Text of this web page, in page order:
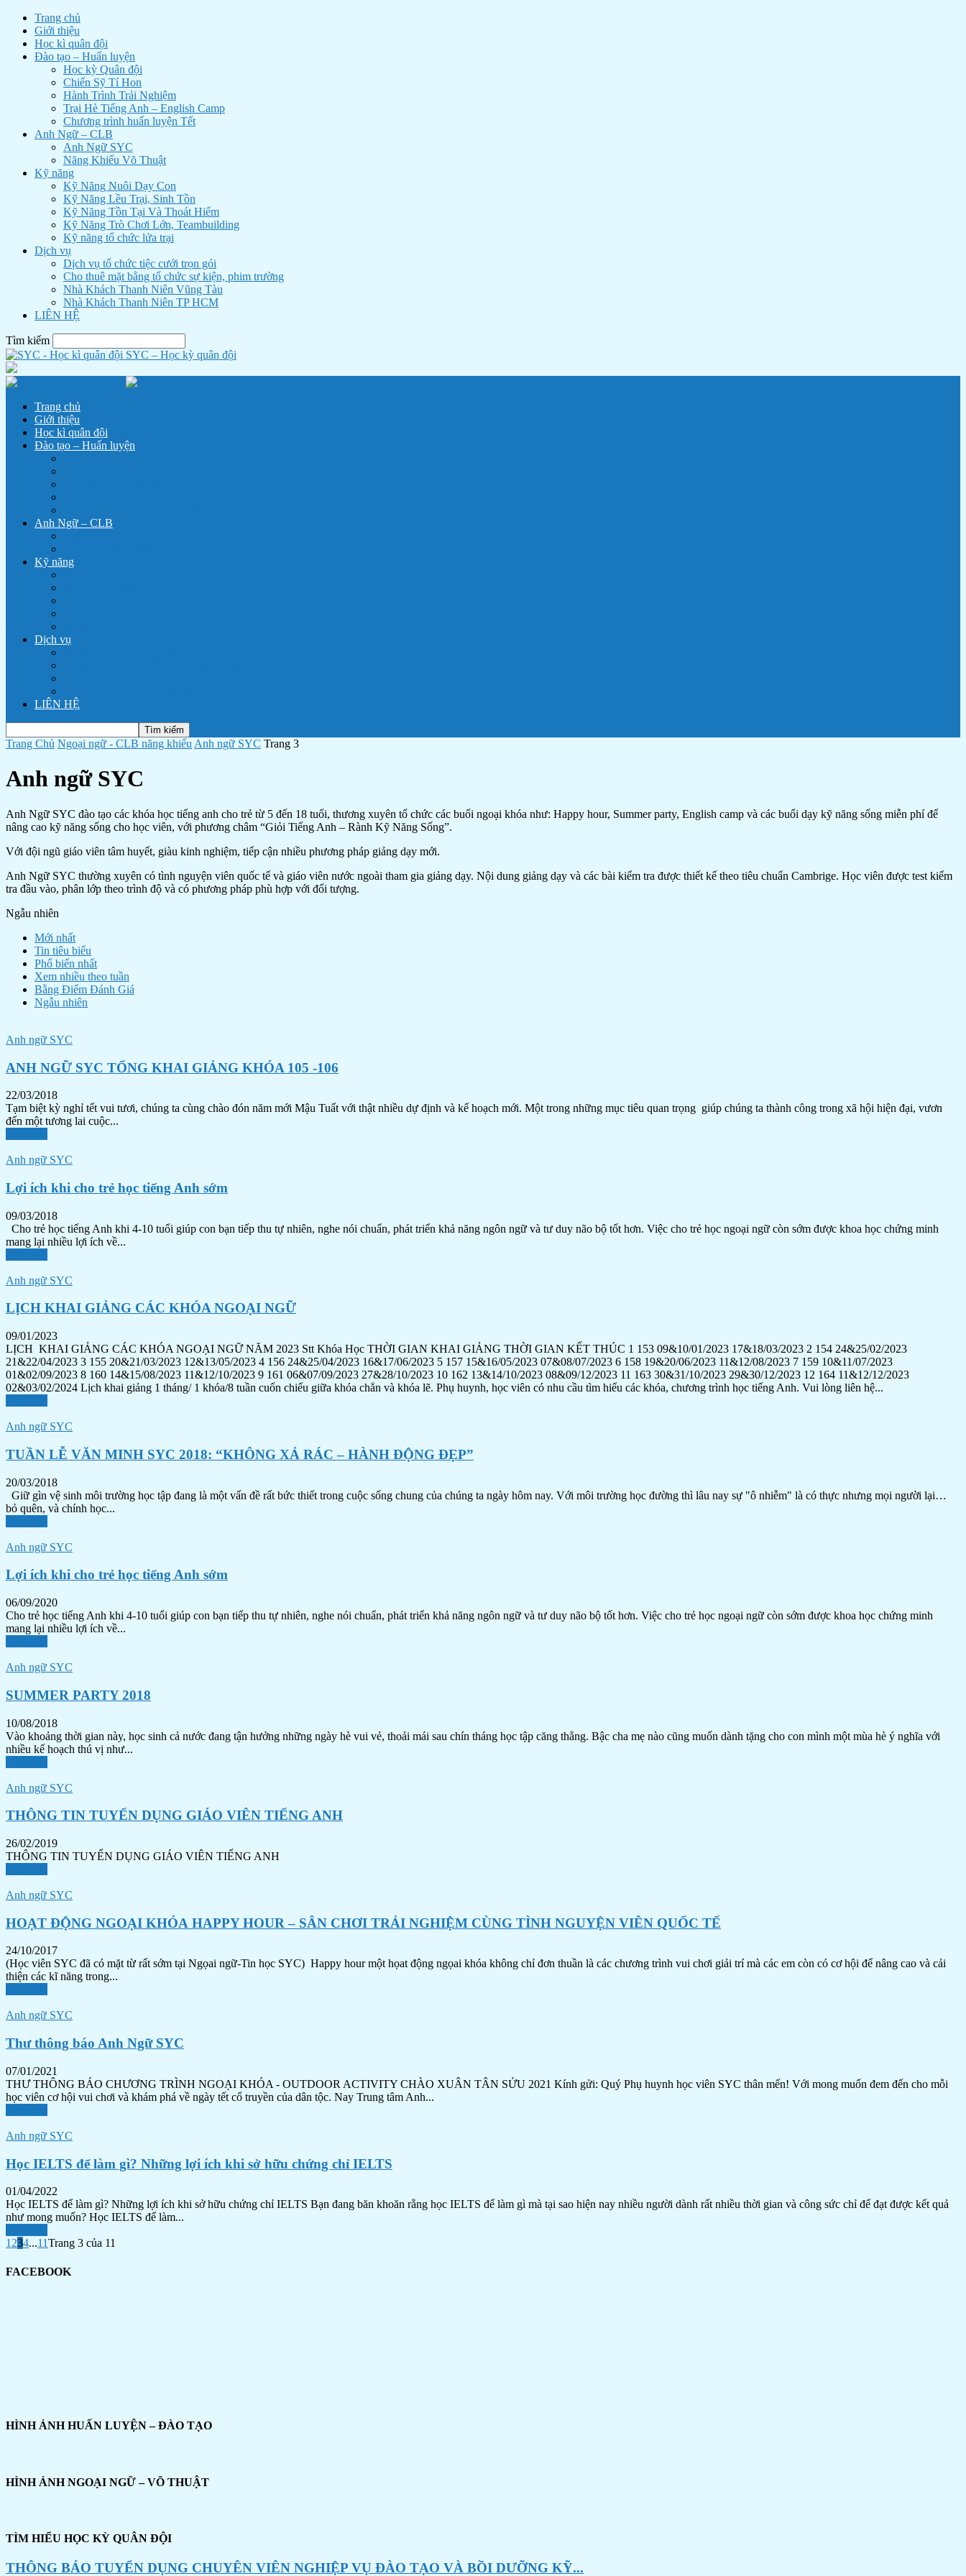
Trang chủ
Giới thiệu
Học kì quân đội
Đào tạo – Huấn luyện
Học kỳ Quân đội
Chiến Sỹ Tí Hon
Hành Trình Trải Nghiệm
Trại Hè Tiếng Anh – English Camp
Chương trình huấn luyện Tết
Anh Ngữ – CLB
Anh Ngữ SYC
Năng Khiếu Võ Thuật
Kỹ năng
Kỹ Năng Nuôi Dạy Con
Kỹ Năng Lều Trại, Sinh Tồn
Kỹ Năng Tồn Tại Và Thoát Hiểm
Kỹ Năng Trò Chơi Lớn, Teambuilding
Kỹ năng tổ chức lửa trại
Dịch vụ
Dịch vụ tổ chức tiệc cưới trọn gói
Cho thuê mặt bằng tổ chức sự kiện, phim trường
Nhà Khách Thanh Niên Vũng Tàu
Nhà Khách Thanh Niên TP HCM
LIÊN HỆ
Tìm kiếm
SYC – Học kỳ quân đội
Trang chủ
Giới thiệu
Học kì quân đội
Đào tạo – Huấn luyện
Anh Ngữ – CLB
Kỹ năng
Dịch vụ
LIÊN HỆ
Trang Chủ Ngoại ngữ - CLB năng khiếu Anh ngữ SYC Trang 3
Anh ngữ SYC
Anh Ngữ SYC đào tạo các khóa học tiếng anh cho trẻ từ 5 đến 18 tuổi, thương xuyên tổ chức các buổi ngoại khóa như: Happy hour, Summer party, English camp và các buổi dạy kỹ năng sống miễn phí để
nâng cao kỹ năng sống cho học viên, với phương châm “Giỏi Tiếng Anh – Rành Kỹ Năng Sống”.
Với đội ngũ giáo viên tâm huyết, giàu kinh nghiệm, tiếp cận nhiều phương pháp giảng dạy mới.
Anh Ngữ SYC thường xuyên có tình nguyện viên quốc tế và giáo viên nước ngoài tham gia giảng dạy. Nội dung giảng dạy và các bài kiểm tra được thiết kế theo tiêu chuẩn Cambrige. Học viên được test kiểm
tra đầu vào, phân lớp theo trình độ và có phương pháp phù hợp với đối tượng.
Ngẫu nhiên
Mới nhất
Tin tiêu biểu
Phổ biến nhất
Xem nhiều theo tuần
Bằng Điểm Đánh Giá
Ngẫu nhiên
Anh ngữ SYC
ANH NGỮ SYC TỔNG KHAI GIẢNG KHÓA 105 -106
22/03/2018
Tạm biệt kỳ nghỉ tết vui tươi, chúng ta cùng chào đón năm mới Mậu Tuất với thật nhiều dự định và kế hoạch mới. Một trong những mục tiêu quan trọng giúp chúng ta thành công trong xã hội hiện đại, vươn
đến một tương lai cuộc...
Anh ngữ SYC
Lợi ích khi cho trẻ học tiếng Anh sớm
09/03/2018
Cho trẻ học tiếng Anh khi 4-10 tuổi giúp con bạn tiếp thu tự nhiên, nghe nói chuẩn, phát triển khả năng ngôn ngữ và tư duy não bộ tốt hơn. Việc cho trẻ học ngoại ngữ còn sớm được khoa học chứng minh
mang lại nhiều lợi ích về...
Anh ngữ SYC
LỊCH KHAI GIẢNG CÁC KHÓA NGOẠI NGỮ
09/01/2023
LỊCH KHAI GIẢNG CÁC KHÓA NGOẠI NGỮ NĂM 2023 Stt Khóa Học THỜI GIAN KHAI GIẢNG THỜI GIAN KẾT THÚC 1 153 09&10/01/2023 17&18/03/2023 2 154 24&25/02/2023
21&22/04/2023 3 155 20&21/03/2023 12&13/05/2023 4 156 24&25/04/2023 16&17/06/2023 5 157 15&16/05/2023 07&08/07/2023 6 158 19&20/06/2023 11&12/08/2023 7 159 10&11/07/2023
01&02/09/2023 8 160 14&15/08/2023 11&12/10/2023 9 161 06&07/09/2023 27&28/10/2023 10 162 13&14/10/2023 08&09/12/2023 11 163 30&31/10/2023 29&30/12/2023 12 164 11&12/12/2023
02&03/02/2024 Lịch khai giảng 1 tháng/ 1 khóa/8 tuần cuốn chiếu giữa khóa chẳn và khóa lẽ. Phụ huynh, học viên có nhu cầu tìm hiểu các khóa, chương trình học tiếng Anh. Vui lòng liên hệ...
Anh ngữ SYC
TUẦN LỄ VĂN MINH SYC 2018: “KHÔNG XẢ RÁC – HÀNH ĐỘNG ĐẸP”
20/03/2018
Giữ gìn vệ sinh môi trường học tập đang là một vấn đề rất bức thiết trong cuộc sống chung của chúng ta ngày hôm nay. Với môi trường học đường thì lâu nay sự "ô nhiễm" là có thực nhưng mọi người lại…
bỏ quên, và chính học...
Anh ngữ SYC
Lợi ích khi cho trẻ học tiếng Anh sớm
06/09/2020
Cho trẻ học tiếng Anh khi 4-10 tuổi giúp con bạn tiếp thu tự nhiên, nghe nói chuẩn, phát triển khả năng ngôn ngữ và tư duy não bộ tốt hơn. Việc cho trẻ học ngoại ngữ còn sớm được khoa học chứng minh
mang lại nhiều lợi ích về...
Anh ngữ SYC
SUMMER PARTY 2018
10/08/2018
Vào khoảng thời gian này, học sinh cả nước đang tận hưởng những ngày hè vui vẻ, thoải mái sau chín tháng học tập căng thẳng. Bậc cha mẹ nào cũng muốn dành tặng cho con mình một mùa hè ý nghĩa với
nhiều kế hoạch thú vị như...
Anh ngữ SYC
THÔNG TIN TUYỂN DỤNG GIÁO VIÊN TIẾNG ANH
26/02/2019
THÔNG TIN TUYỂN DỤNG GIÁO VIÊN TIẾNG ANH
Anh ngữ SYC
HOẠT ĐỘNG NGOẠI KHÓA HAPPY HOUR – SÂN CHƠI TRẢI NGHIỆM CÙNG TÌNH NGUYỆN VIÊN QUỐC TẾ
24/10/2017
(Học viên SYC đã có mặt từ rất sớm tại Ngọai ngữ-Tin học SYC) Happy hour một họat động ngọai khóa không chỉ đơn thuần là các chương trình vui chơi giải trí mà các em còn có cơ hội để nâng cao và cải
thiện các kĩ năng trong...
Anh ngữ SYC
Thư thông báo Anh Ngữ SYC
07/01/2021
THƯ THÔNG BÁO CHƯƠNG TRÌNH NGOẠI KHÓA - OUTDOOR ACTIVITY CHÀO XUÂN TÂN SỬU 2021 Kính gửi: Quý Phụ huynh học viên SYC thân mến! Với mong muốn đem đến cho mỗi
học viên cơ hội vui chơi và khám phá về ngày tết cổ truyền của dân tộc. Nay Trung tâm Anh...
Anh ngữ SYC
Học IELTS để làm gì? Những lợi ích khi sở hữu chứng chỉ IELTS
01/04/2022
Học IELTS để làm gì? Những lợi ích khi sở hữu chứng chỉ IELTS Bạn đang băn khoăn rằng học IELTS để làm gì mà tại sao hiện nay nhiều người dành rất nhiều thời gian và công sức chỉ để đạt được kết quả
như mong muốn? Học IELTS để làm...
1 234...11Trang 3 của 11
FACEBOOK
HÌNH ẢNH HUẤN LUYỆN – ĐÀO TẠO
HÌNH ẢNH NGOẠI NGỮ – VÕ THUẬT
TÌM HIỂU HỌC KỲ QUÂN ĐỘI
THÔNG BÁO TUYỂN DỤNG CHUYÊN VIÊN NGHIỆP VỤ ĐÀO TẠO VÀ BỒI DƯỠNG KỸ...